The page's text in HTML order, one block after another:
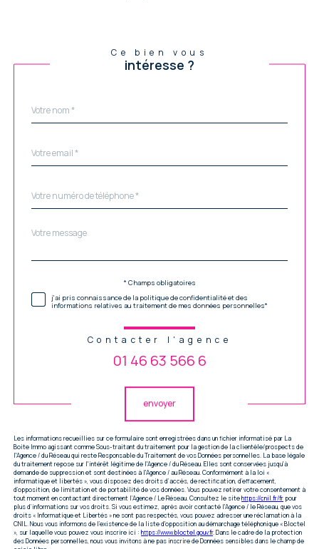
Ce bien vous
intéresse ?
par
*
*
*
Fieldset
Message
*
* Champs obligatoires
j'ai pris connaissance de la politique de confidentialité et des
informations relatives au traitement de mes données personnelles*
Contacter l'agence
01 46 63 566 6
envoyer
Les informations recueillies sur ce formulaire sont enregistrées dans un fichier informatisé par La
Boite Immo agissant comme Sous-traitant du traitement pour la gestion de la clientèle/prospects de
l'Agence / du Réseau qui reste Responsable du Traitement de vos Données personnelles. La base légale
du traitement repose sur l'intérêt légitime de l'Agence / du Réseau. Elles sont conservées jusqu'à
demande de suppression et sont destinées à l'Agence / au Réseau. Conformément à la loi «
informatique et libertés », vous disposez des droits d’accès, de rectification, d’effacement,
d’opposition, de limitation et de portabilité de vos données. Vous pouvez retirer votre consentement à
tout moment en contactant directement l’Agence / Le Réseau. Consultez le sitehttps://cnil.fr/fr pour
plus d’informations sur vos droits. Si vous estimez, après avoir contacté l'Agence / le Réseau, que vos
droits « Informatique et Libertés » ne sont pas respectés, vous pouvez adresser une réclamation à la
CNIL. Nous vous informons de l’existence de la liste d'opposition au démarchage téléphonique « Bloctel
», sur laquelle vous pouvez vous inscrire ici : https://www.bloctel.gouv.fr. Dans le cadre de la protection
des Données personnelles, nous vous invitons à ne pas inscrire de Données sensibles dans le champ de